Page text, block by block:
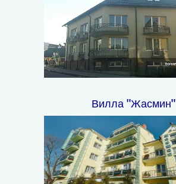
Вилла "Жасмин"